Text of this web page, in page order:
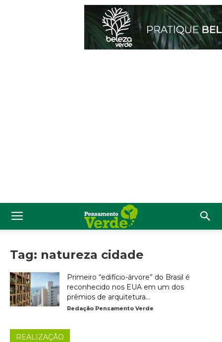
Tag: natureza cidade
Primeiro “edifício-árvore” do Brasil é
reconhecido nos EUA em um dos
prêmios de arquitetura...
Redação Pensamento Verde
REALIZAÇÃO